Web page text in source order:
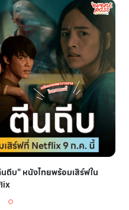
ถีบ" หนังไทยพร้อมเสิร์ฟใน